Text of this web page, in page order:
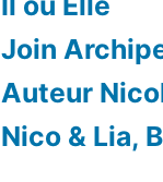
Join
Auteur
Nico & Lia,